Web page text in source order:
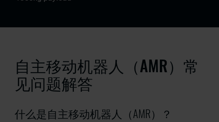
自主移动机器人（AMR）常
见问题解答
什么是自主移动机器人（AMR）？